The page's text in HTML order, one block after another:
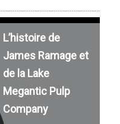
L’histoire de
James Ramage et
de la Lake
Megantic Pulp
Company